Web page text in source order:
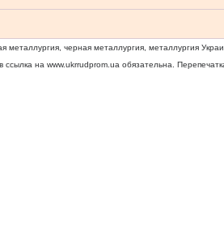
металлургия, черная металлургия, металлургия
ссылка на www.ukrrudprom.ua обязательна.